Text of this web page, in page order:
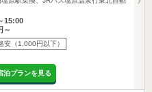
15:00
～
安（1,000円以下）
泊プランを見る